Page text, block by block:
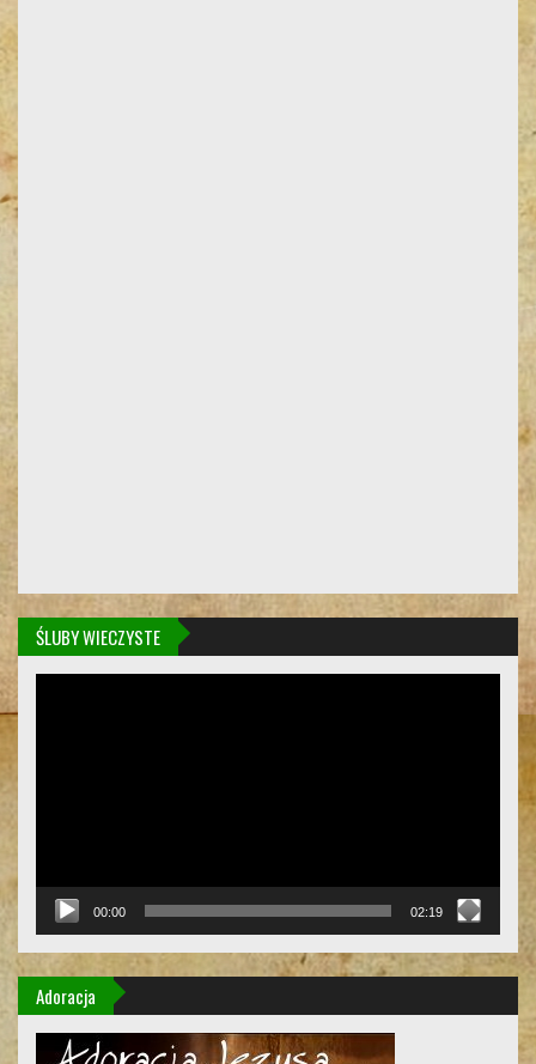
ŚLUBY WIECZYSTE
00:00 02:19
Adoracja